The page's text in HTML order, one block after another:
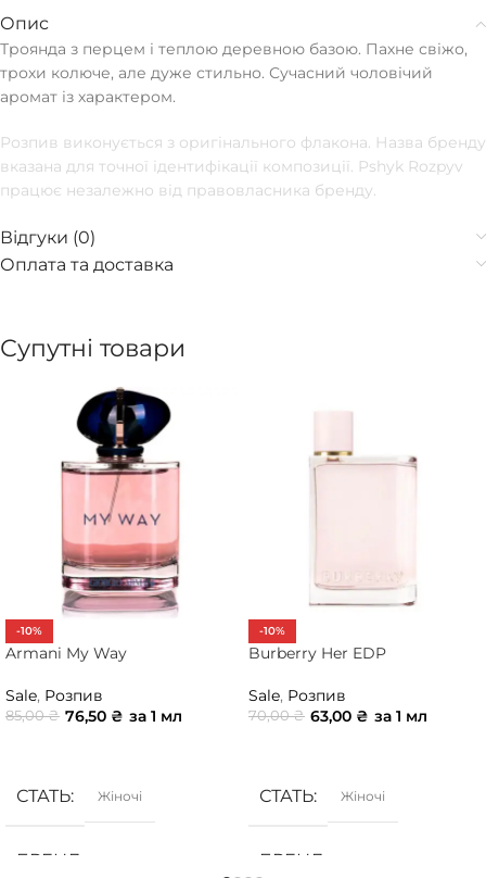
Опис
Троянда з перцем і теплою деревною базою. Пахне свіжо,
трохи колюче, але дуже стильно. Сучасний чоловічий
аромат із характером.
Розпив виконується з оригінального флакона. Назва бренду
вказана для точної ідентифікації композиції. Pshyk Rozpyv
працює незалежно від правовласника бренду.
Відгуки (0)
Оплата та доставка
Супутні товари
-10%
Armani My Way
Sale, Розпив
85,00₴ 76,50 ₴ за 1 мл
СТАТЬ Жіночі
БРЕНД
-10%
Burberry Her EDP
Sale, Розпив
70,00₴ 63,00 ₴ за 1 мл
СТАТЬ Жіночі
БРЕНД